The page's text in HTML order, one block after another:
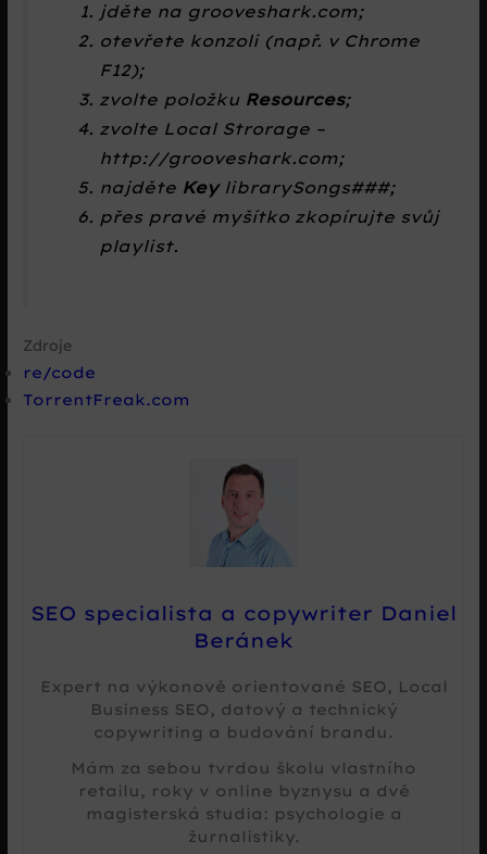
jděte na grooveshark.com;
otevřete konzoli (např. v Chrome
F12);
zvolte položku Resources;
zvolte Local Strorage –
http://grooveshark.com;
najděte Key librarySongs###;
přes pravé myšítko zkopírujte svůj
playlist.
Zdroje
re/code
TorrentFreak.com
SEO specialista a copywriter Daniel
Beránek
Expert na výkonově orientované SEO, Local
Business SEO, datový a technický
copywriting a budování brandu.
Mám za sebou tvrdou školu vlastního
retailu, roky v online byznysu a dvě
magisterská studia: psychologie a
žurnalistiky.